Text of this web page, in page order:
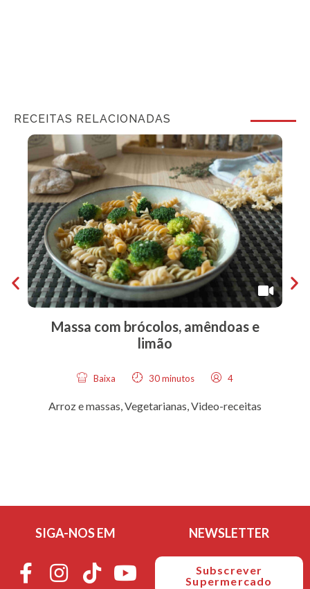
RECEITAS RELACIONADAS
Massa com brócolos, amêndoas e
limão
Baixa 30 minutos 4
Arroz e massas,Vegetarianas,Video-receitas
SIGA-NOS EM NEWSLETTER
Subscrever
Supermercado